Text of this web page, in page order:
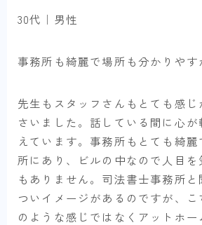
30代｜男性
事務所も綺麗で場所も分かりやす
先生もスタッフさんもとても感
さいました。話している間に心
えています。事務所もとても綺
所にあり、ビルの中なので人目
もありません。司法書士事務所と
ついイメージがあるのですが、こ
のような感じではなくアットホー